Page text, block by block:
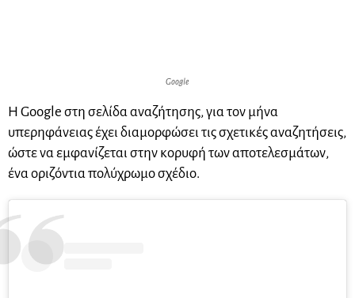
Google
Η Google στη σελίδα αναζήτησης, για τον μήνα
υπερηφάνειας έχει διαμορφώσει τις σχετικές αναζητήσεις,
ώστε να εμφανίζεται στην κορυφή των αποτελεσμάτων,
ένα οριζόντια πολύχρωμο σχέδιο.